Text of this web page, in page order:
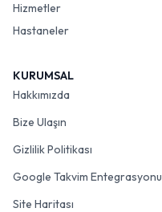
Hizmetler
Hastaneler
KURUMSAL
Hakkımızda
Bize Ulaşın
Gizlilik Politikası
Google Takvim Entegrasyonu
Site Haritası